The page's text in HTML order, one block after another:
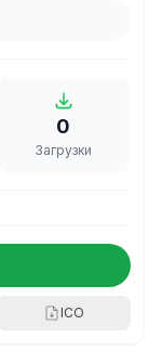
0
Загрузки
ICO